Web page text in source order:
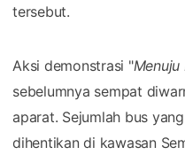
tersebut.
Aksi demonstrasi "Menuju
sebelumnya sempat
aparat. Sejumlah bus
dihentikan di kawasan